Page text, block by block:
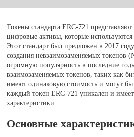
Токены стандарта ERC-721
цифровые активы, которые используются
Этот стандарт был предложен в 2017
создания невзаимозаменяемых токенов
огромную популярность в последние
взаимозаменяемых токенов, таких как
имеют одинаковую стоимость и могут
каждый токен ERC-721 уникален и
характеристики.
Основные